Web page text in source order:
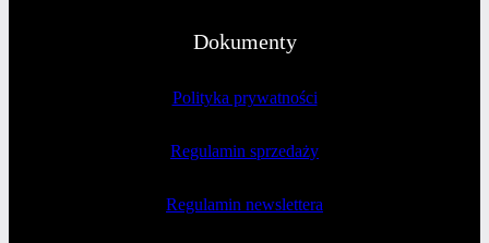
Dokumenty
Polityka prywatności
Regulamin sprzedaży
Regulamin newslettera